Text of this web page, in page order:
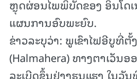
ຫຼຸດຜ່ອນໄພພິບັດຂອງ ອິນໂດເ
ແຜນການອົບພະຍົບ.
ຂ່າວລະບຸວ່າ: ພູເຂົາໄຟອີບູທີ່ຕັ້
(Halmahera) ທາງຕາເວັນອ
ລະເບີດຂຶ້ນຢ່າງຮຸນແຮງ ໃນວັ